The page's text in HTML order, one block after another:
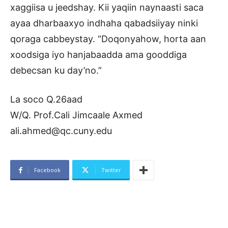
xaggiisa u jeedshay. Kii yaqiin naynaasti saca
ayaa dharbaaxyo indhaha qabadsiiyay ninki
qoraga cabbeystay. “Doqonyahow, horta aan
xoodsiga iyo hanjabaadda ama gooddiga
debecsan ku day’no.”
La soco Q.26aad
W/Q. Prof.Cali Jimcaale Axmed
ali.ahmed@qc.cuny.edu
Facebook Twitter